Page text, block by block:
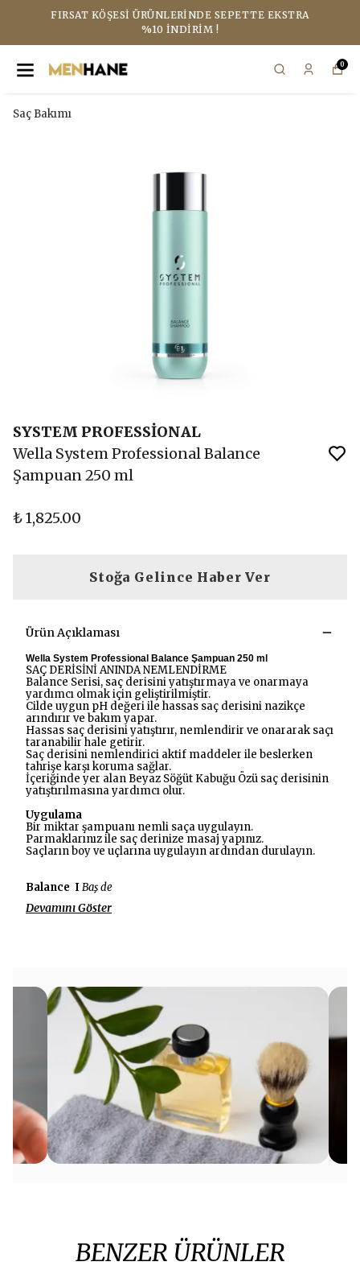
FIRSAT KÖŞESI ÜRÜNLERINDE SEPETTE EKSTRA
%10 İNDIRIM !
0
Saç Bakımı
SYSTEM PROFESSİONAL
Wella System Professional Balance
Şampuan 250 ml
₺ 1,825.00
Stoğa Gelince Haber Ver
Ürün Açıklaması
Wella System Professional Balance Şampuan 250 ml
SAÇ DERİSİNİ ANINDA NEMLENDİRME
Balance Serisi, saç derisini yatıştırmaya ve onarmaya
yardımcı olmak için geliştirilmiştir.
Cilde uygun pH değeri ile hassas saç derisini nazikçe
arındırır ve bakım yapar.
Hassas saç derisini yatıştırır, nemlendirir ve onararak saçı
taranabilir hale getirir.
Saç derisini nemlendirici aktif maddeler ile beslerken
tahrişe karşı koruma sağlar.
İçeriğinde yer alan Beyaz Söğüt Kabuğu Özü saç derisinin
yatıştırılmasına yardımcı olur.
Uygulama
Bir miktar şampuanı nemli saça uygulayın.
Parmaklarınız ile saç derinize masaj yapınız.
Saçların boy ve uçlarına uygulayın ardından durulayın.
Balance IBaş de
Devamını Göster
BENZER ÜRÜNLER